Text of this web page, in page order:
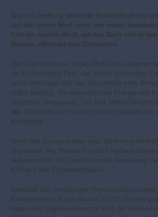
Das in Lüneburg stehende Einfamilienhaus
auf den ersten Blick nicht von einem
Erst ein zweiter Blick, auf das Dach und in
Hauses, offenbart sein Geheimnis.
Das Eigenheim von Jürgen Molt ist ein
ein Effizienzhaus Plus, das seinen kompletten
deckt und sogar über das Jahr verteilt mehr
selbst benötigt. Die überschüssige Energie wird
Stromnetz eingespeist. Seit fünf Jahren bewohnt
das Effizienzhaus Plus und profitiert seitdem von
Konzeptes.
Nach dem Einzug wurden zwei Jahre lang die
Messdaten des Hauses von der Leuphana-
aufgezeichnet. Die Ergebnisse des Monitorings
Effizienz des Einfamilienhauses.
Innerhalb des zweijährigen Messzeitraums
Energieverbrauch des Hauses zu 226 Prozent
waren dem Eigenheimbesitzer auch die